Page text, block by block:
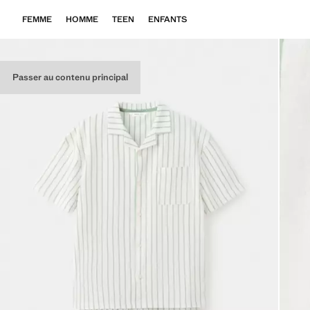
Passer au contenu principal
FEMME HOMME TEEN ENFANTS